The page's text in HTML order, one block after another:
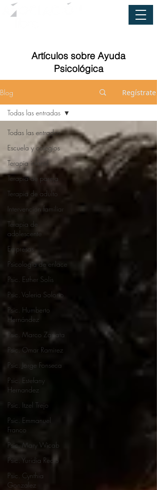
Artículos sobre Ayuda
Psicológica
Blog Regístrate
Todas las entradas
Escuela y colegios
Terapia infantil
Terapia de pareja
Terapia de adulto
Intervencion familiar
Terapia de
adolescente
Empresas
Psicología de enlace
Psic. Esther Solis
Psic. Valeria Solorio
Psic. Humberto
Hernández
Psic. Marco Zapata
Psic. Omar Ramirez
Psic. Jorge Fonseca
Psic. Estefany
Hernandez
Psic. Itzel Trejo
Psic. Emmanuel
Franco
Psic. Mary Wicab
Psic. Yuridia Recio
Psic. Cynthia
Gonzalez
Todas las entradas